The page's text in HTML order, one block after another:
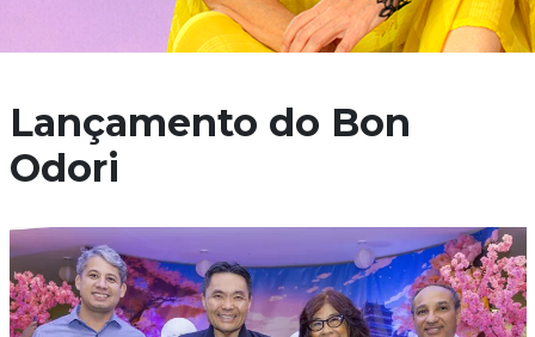
Lançamento do Bon
Odori